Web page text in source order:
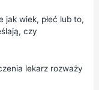
jak wiek, płeć lub to,
czy
lekarz rozważy